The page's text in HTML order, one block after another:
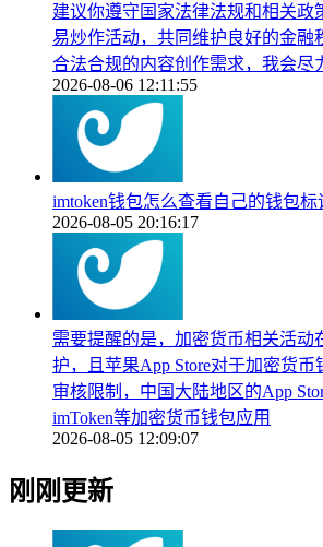
建议你遵守国家法律法规和相关政
易炒作活动，共同维护良好的金融
合法合规的内容创作需求，我会尽
2026-08-06 12:11:55
imtoken钱包怎么查看自己的钱包
2026-08-05 20:16:17
需要提醒的是，加密货币相关活动
护，且苹果App Store对于加密货
审核限制，中国大陆地区的App
imToken等加密货币钱包应用
2026-08-05 12:09:07
刚刚更新